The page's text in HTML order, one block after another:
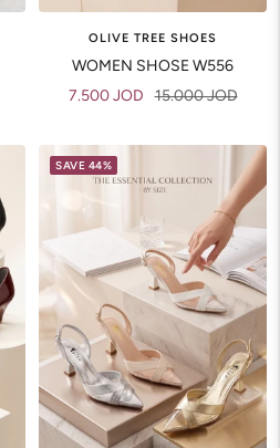
OLIVE TREE SHOES
WOMEN SHOSE W556
Sale
7.500 JOD Regular
15.000 JOD
SAVE 44%